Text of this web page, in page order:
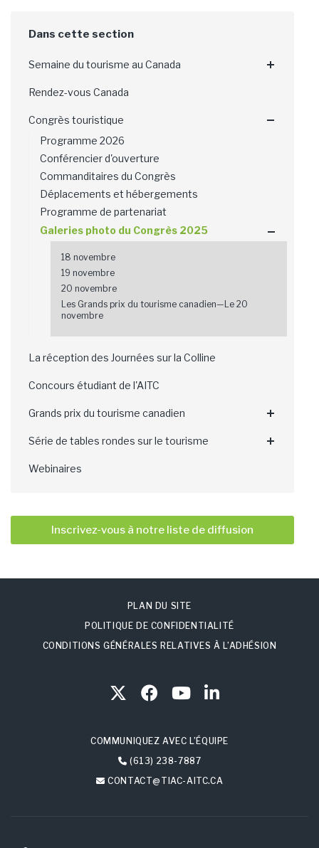
Semaine du tourisme au Canada
Rendez-vous Canada
Congrès touristique
Programme 2026
Conférencier d'ouverture
Commanditaires du Congrès
Déplacements et hébergements
Programme de partenariat
Galeries photo du Congrès 2025
18 novembre
19 novembre
20 novembre
Les Grands prix du tourisme canadien—Le 20
novembre
La réception des Journées sur la Colline
Concours étudiant de l'AITC
Grands prix du tourisme canadien
Série de tables rondes sur le tourisme
Webinaires
Inscrivez-vous à notre liste de diffusion
PLAN DU SITE
POLITIQUE DE CONFIDENTIALITÉ
CONDITIONS GÉNÉRALES RELATIVES À L’ADHÉSION
COMMUNIQUEZ AVEC L’ÉQUIPE
(613) 238-7887
CONTACT@TIAC-AITC.CA